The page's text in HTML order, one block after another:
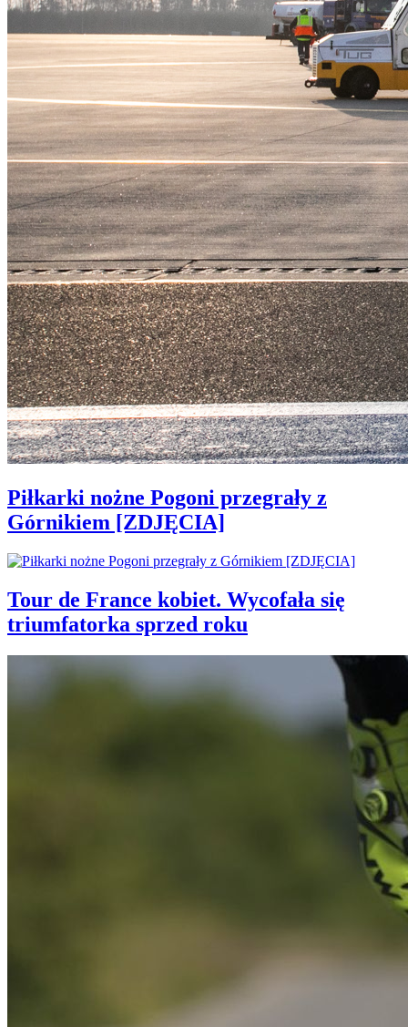
Piłkarki nożne Pogoni przegrały z
Górnikiem [ZDJĘCIA]
Tour de France kobiet. Wycofała się
triumfatorka sprzed roku